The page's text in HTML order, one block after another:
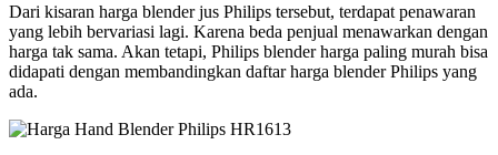
Dari kisaran harga blender jus Philips tersebut, terdapat penawaran
yang lebih bervariasi lagi. Karena beda penjual menawarkan dengan
harga tak sama. Akan tetapi, Philips blender harga paling murah bisa
didapati dengan membandingkan daftar harga blender Philips yang
ada.